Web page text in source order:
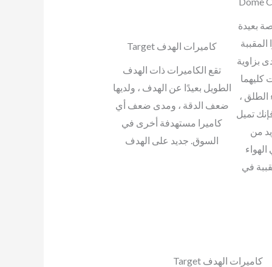
بعيدة
المقببة
بزاوية
كليهما
الطلق ،
تميل
من
في
كاميرات الهدف Target
تقع الكاميرات ذات الهدف
الطويل بعيدًا عن الهدف ، ولديها
ضعف الدقة ، ومدى ضعف أي
كاميرا مستهدفة أخرى في
السوق. جديد على الهدف
كاميرات الهدف Target